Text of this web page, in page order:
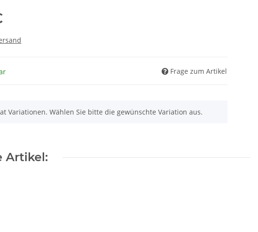
Frage zum Artikel
Variationen. Wählen Sie bitte die gewünschte Variation aus.
Artikel: